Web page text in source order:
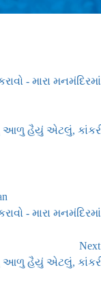
- મારા
હૈયું એટલું,
- મારા
હૈયું એટલું,